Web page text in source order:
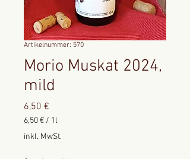
Artikelnummer: 570
Morio Muskat 2024,
mild
6,50 €
6,50 € / 1l
6,50 €
inkl. MwSt.